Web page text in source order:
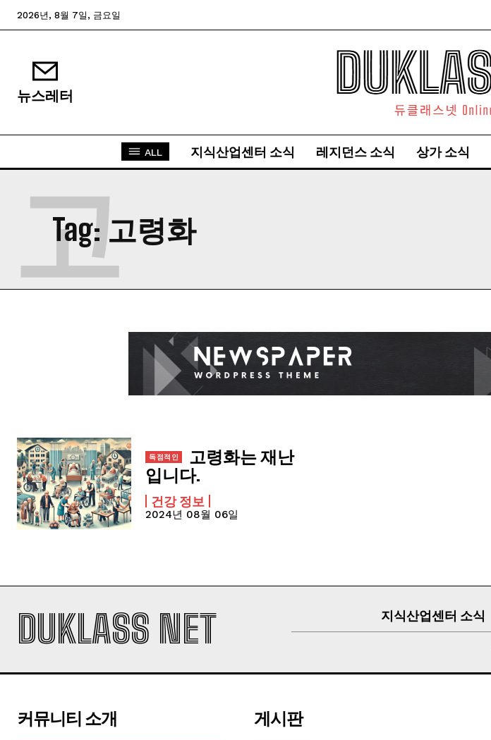
2026년, 8월 7일, 금요일
뉴스레터
ALL 지식산업센터 소식 레지던스 소식 상가 소식
Tag: 고령화
고
고령화는 재난
입니다.
건강 정보
2024년 08월 06일
DUKLASS NET 지식산업센터 소식
커뮤니티 소개 게시판